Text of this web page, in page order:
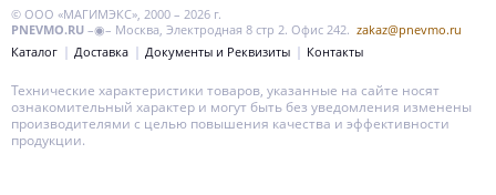
© ООО «МАГИМЭКС», 2000 – 2026 г.
PNEVMO.RU –◉– Москва, Электродная 8 стр 2. Офис 242. zakaz@pnevmo.ru
Каталог
Доставка Документы и Реквизиты Контакты
Технические характеристики товаров, указанные на сайте носят
ознакомительный характер и могут быть без уведомления изменены
производителями с целью повышения качества и эффективности
продукции.